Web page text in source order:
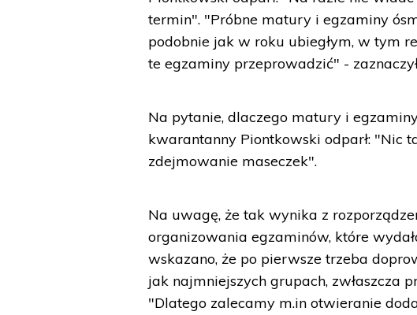
termin". "Próbne matury i egzaminy
podobnie jak w roku ubiegłym, w tym
te egzaminy przeprowadzić" -
Na pytanie, dlaczego matury i
kwarantanny Piontkowski odparł: "Nic
zdejmowanie maseczek".
Na uwagę, że tak wynika z
organizowania egzaminów, które
wskazano, że po pierwsze trzeba
jak najmniejszych grupach, zwłaszcza
"Dlatego zalecamy m.in otwieranie